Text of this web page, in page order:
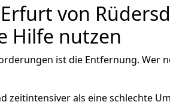
von
Hilfe nutzen
ist die Entfernung. Wer
zeitintensiver als eine schlechte